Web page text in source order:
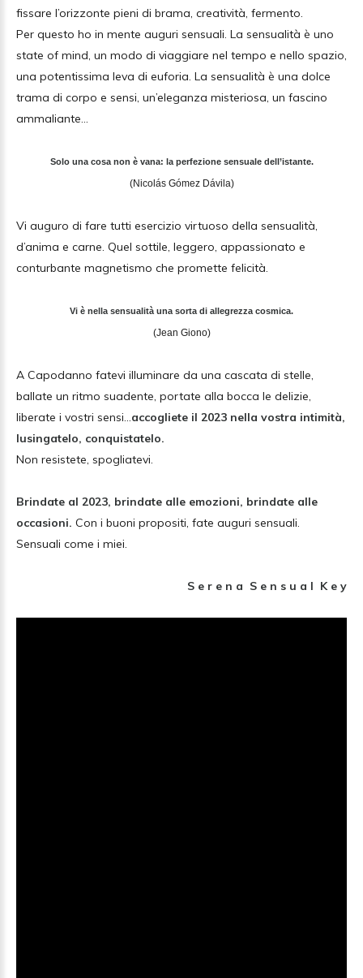
fissare l’orizzonte pieni di brama, creatività, fermento.
Per questo ho in mente auguri sensuali. La sensualità è uno
state of mind, un modo di viaggiare nel tempo e nello spazio,
una potentissima leva di euforia. La sensualità è una dolce
trama di corpo e sensi, un’eleganza misteriosa, un fascino
ammaliante…
Solo una cosa non è vana: la perfezione sensuale dell’istante.
(Nicolás Gómez Dávila)
Vi auguro di fare tutti esercizio virtuoso della sensualità,
d’anima e carne. Quel sottile, leggero, appassionato e
conturbante magnetismo che promette felicità.
Vi è nella sensualità una sorta di allegrezza cosmica.
(Jean Giono)
A Capodanno fatevi illuminare da una cascata di stelle,
ballate un ritmo suadente, portate alla bocca le delizie,
liberate i vostri sensi…accogliete il 2023 nella vostra intimità,
lusingatelo, conquistatelo.
Non resistete, spogliatevi.
Brindate al 2023, brindate alle emozioni, brindate alle
occasioni. Con i buoni propositi, fate auguri sensuali.
Sensuali come i miei.
S e r e n a S e n s u a l K e y